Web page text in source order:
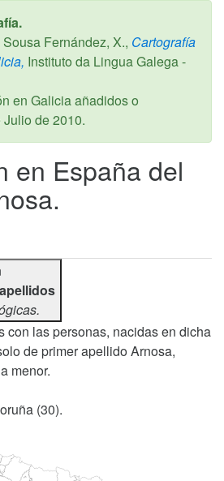
Fernández, X., Cartografía
Instituto da Lingua Galega -
en Galicia añadidos o
Julio de 2010.
en España del
con las personas, nacidas en dicha
de primer apellido Arnosa,
menor.
(30).